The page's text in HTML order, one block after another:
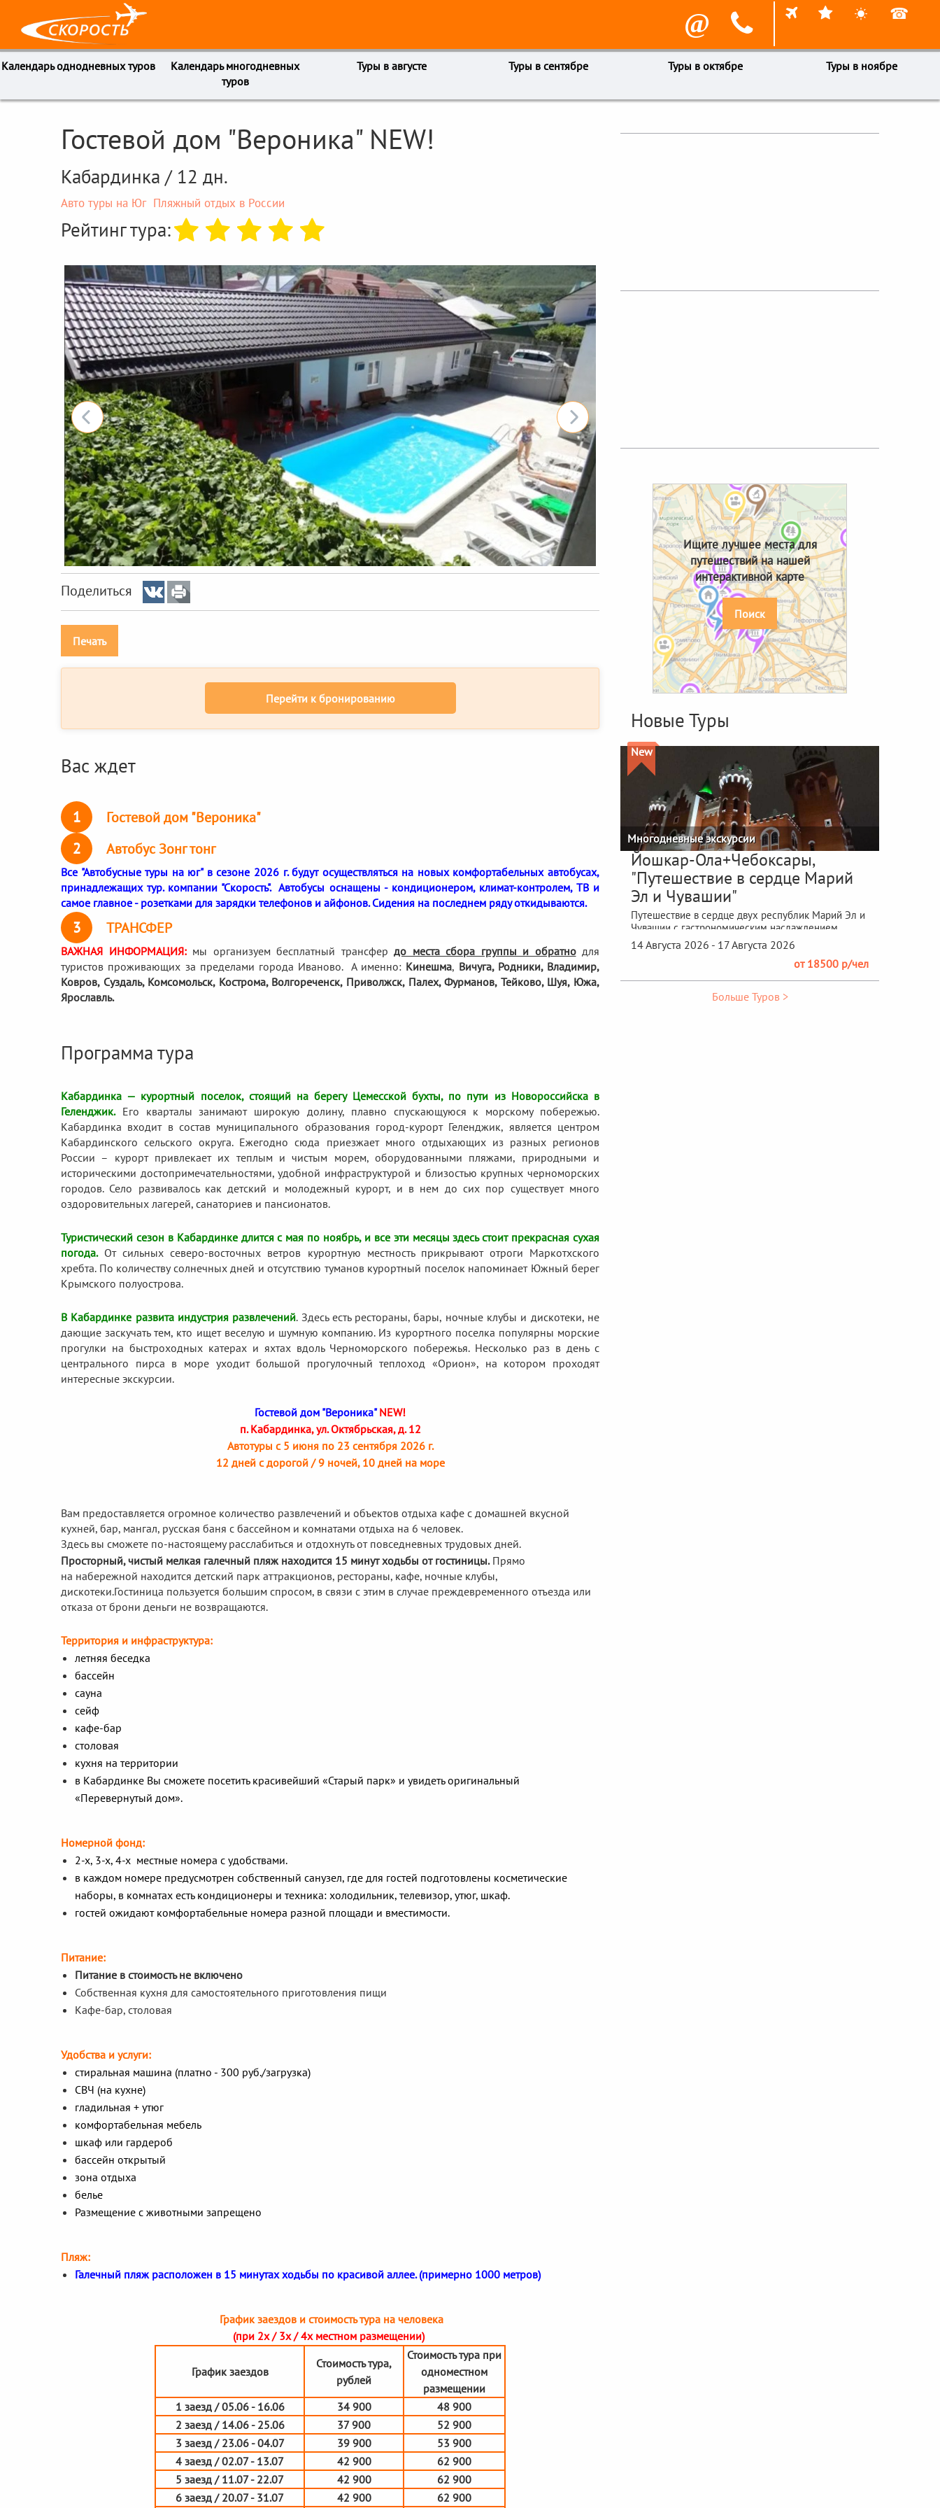
@     ☎
Календарь однодневных туров
Календарь многодневных
туров
Туры в августе Туры в сентябре Туры в октябре Туры в ноябре
Гостевой дом "Вероника" NEW!
Кабардинка / 12 дн.
Авто туры на Юг Пляжный отдых в России
Рейтинг тура:
Поделиться
Печать
Перейти к бронированию
Вас ждет
1 Гостевой дом "Вероника"
2 Автобус Зонг тонг
Все "Автобусные туры на юг" в сезоне 2026 г. будут осуществляться на новых комфортабельных автобусах,
принадлежащих тур. компании "Скорость". Автобусы оснащены - кондиционером, климат-контролем, ТВ и
самое главное - розетками для зарядки телефонов и айфонов. Сидения на последнем ряду откидываются.
3 ТРАНСФЕР
ВАЖНАЯ ИНФОРМАЦИЯ:мы организуем бесплатный трансфер до места сбора группы и обратнодля
туристов проживающих за пределами города Иваново. А именно: Кинешма, Вичуга, Родники, Владимир,
Ковров, Суздаль, Комсомольск, Кострома, Волгореченск, Приволжск, Палех, Фурманов, Тейково, Шуя, Южа,
Ярославль.
Программа тура
Кабардинка — курортный поселок, стоящий на берегу Цемесской бухты, по пути из Новороссийска в
Геленджик.Его кварталы занимают широкую долину, плавно спускающуюся к морскому побережью.
Кабардинка входит в состав муниципального образования город-курорт Геленджик, является центром
Кабардинского сельского округа. Ежегодно сюда приезжает много отдыхающих из разных регионов
России – курорт привлекает их теплым и чистым морем, оборудованными пляжами, природными и
историческими достопримечательностями, удобной инфраструктурой и близостью крупных черноморских
городов. Село развивалось как детский и молодежный курорт, и в нем до сих пор существует много
оздоровительных лагерей, санаториев и пансионатов.
Туристический сезон в Кабардинке длится с мая по ноябрь, и все эти месяцы здесь стоит прекрасная сухая
погода.От сильных северо-восточных ветров курортную местность прикрывают отроги Маркотхского
хребта. По количеству солнечных дней и отсутствию туманов курортный поселок напоминает Южный берег
Крымского полуострова.
В Кабардинке развита индустрия развлечений. Здесь есть рестораны, бары, ночные клубы и дискотеки, не
дающие заскучать тем, кто ищет веселую и шумную компанию. Из курортного поселка популярны морские
прогулки на быстроходных катерах и яхтах вдоль Черноморского побережья. Несколько раз в день с
центрального пирса в море уходит большой прогулочный теплоход «Орион», на котором проходят
интересные экскурсии.
Гостевой дом "Вероника" NEW!
п. Кабардинка, ул. Октябрьская, д. 12
Автотуры с 5 июня по 23 сентября 2026 г.
12 дней с дорогой / 9 ночей, 10 дней на море
Вам предоставляется огромное количество развлечений и объектов отдыха кафе с домашней вкусной
кухней, бар, мангал, русская баня с бассейном и комнатами отдыха на 6 человек.
Здесь вы сможете по-настоящему расслабиться и отдохнуть от повседневных трудовых дней.
Просторный, чистый мелкая галечный пляж находится 15 минут ходьбы от гостиницы.Прямо
на набережной находится детский парк аттракционов, рестораны, кафе, ночные клубы,
дискотеки.Гостиница пользуется большим спросом, в связи с этим в случае преждевременного отъезда или
отказа от брони деньги не возвращаются.
Территория и инфраструктура:
летняя беседка
бассейн
сауна
сейф
кафе-бар
столовая
кухня на территории
в Кабардинке Вы сможете посетить красивейший «Старый парк» и увидеть оригинальный
«Перевернутый дом».
Номерной фонд:
2-х, 3-х, 4-х местные номера с удобствами.
в каждом номере предусмотрен собственный санузел, где для гостей подготовлены косметические
наборы, в комнатах есть кондиционеры и техника: холодильник, телевизор, утюг, шкаф.
гостей ожидают комфортабельные номера разной площади и вместимости.
Питание:
Питание в стоимость не включено
Собственная кухня для самостоятельного приготовления пищи
Кафе-бар, столовая
Удобства и услуги:
стиральная машина (платно - 300 руб./загрузка)
СВЧ (на кухне)
гладильная + утюг
комфортабельная мебель
шкаф или гардероб
бассейн открытый
зона отдыха
белье
Размещение с животными запрещено
Пляж:
Галечный пляж расположен в 15 минутах ходьбы по красивой аллее. (примерно 1000 метров)
График заездов и стоимость тура на человека
(при 2х / 3х / 4х местном размещении)
График заездов
Стоимость тура,
рублей
Стоимость тура при
одноместном
размещении
1 заезд / 05.06 - 16.06
34 900
48 900
2 заезд / 14.06 - 25.06
37 900
52 900
3 заезд / 23.06 - 04.07
39 900
53 900
4 заезд / 02.07 - 13.07
42 900
62 900
5 заезд / 11.07 - 22.07
42 900
62 900
6 заезд / 20.07 - 31.07
42 900 62 900
Ищите лучшее места для
путешествий на нашей
интерактивной карте
Поиск
Новые Туры
New
Многодневные экскурсии
Йошкар-Ола+Чебоксары,
"Путешествие в сердце Марий
Эл и Чувашии"
Путешествие в сердце двух республик Марий Эл и
Чувашии с гастрономическим наслаждением
фестиваля "ЙОШКА-ЕШ"
14 Августа 2026 - 17 Августа 2026
от 18500 р/чел
Больше Туров >